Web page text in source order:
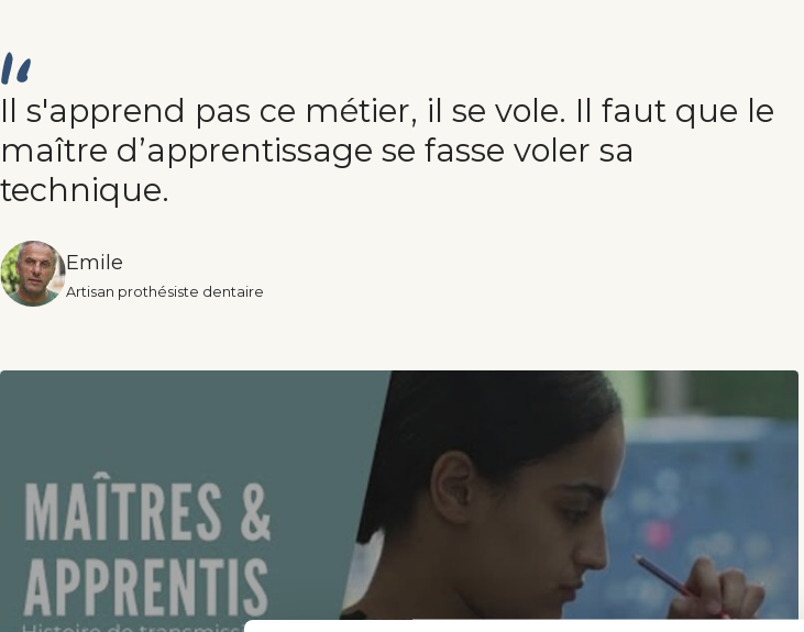
I️l s'apprend pas ce métier, il se vole. Il faut que le
maître d’apprentissage se fasse voler sa
technique.
Emile
Artisan prothésiste dentaire